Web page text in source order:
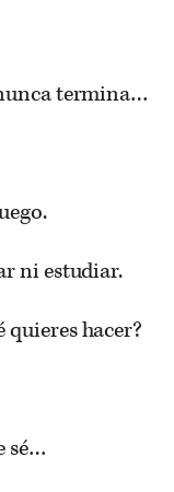
termina…
ni estudiar.
hacer?
sé…